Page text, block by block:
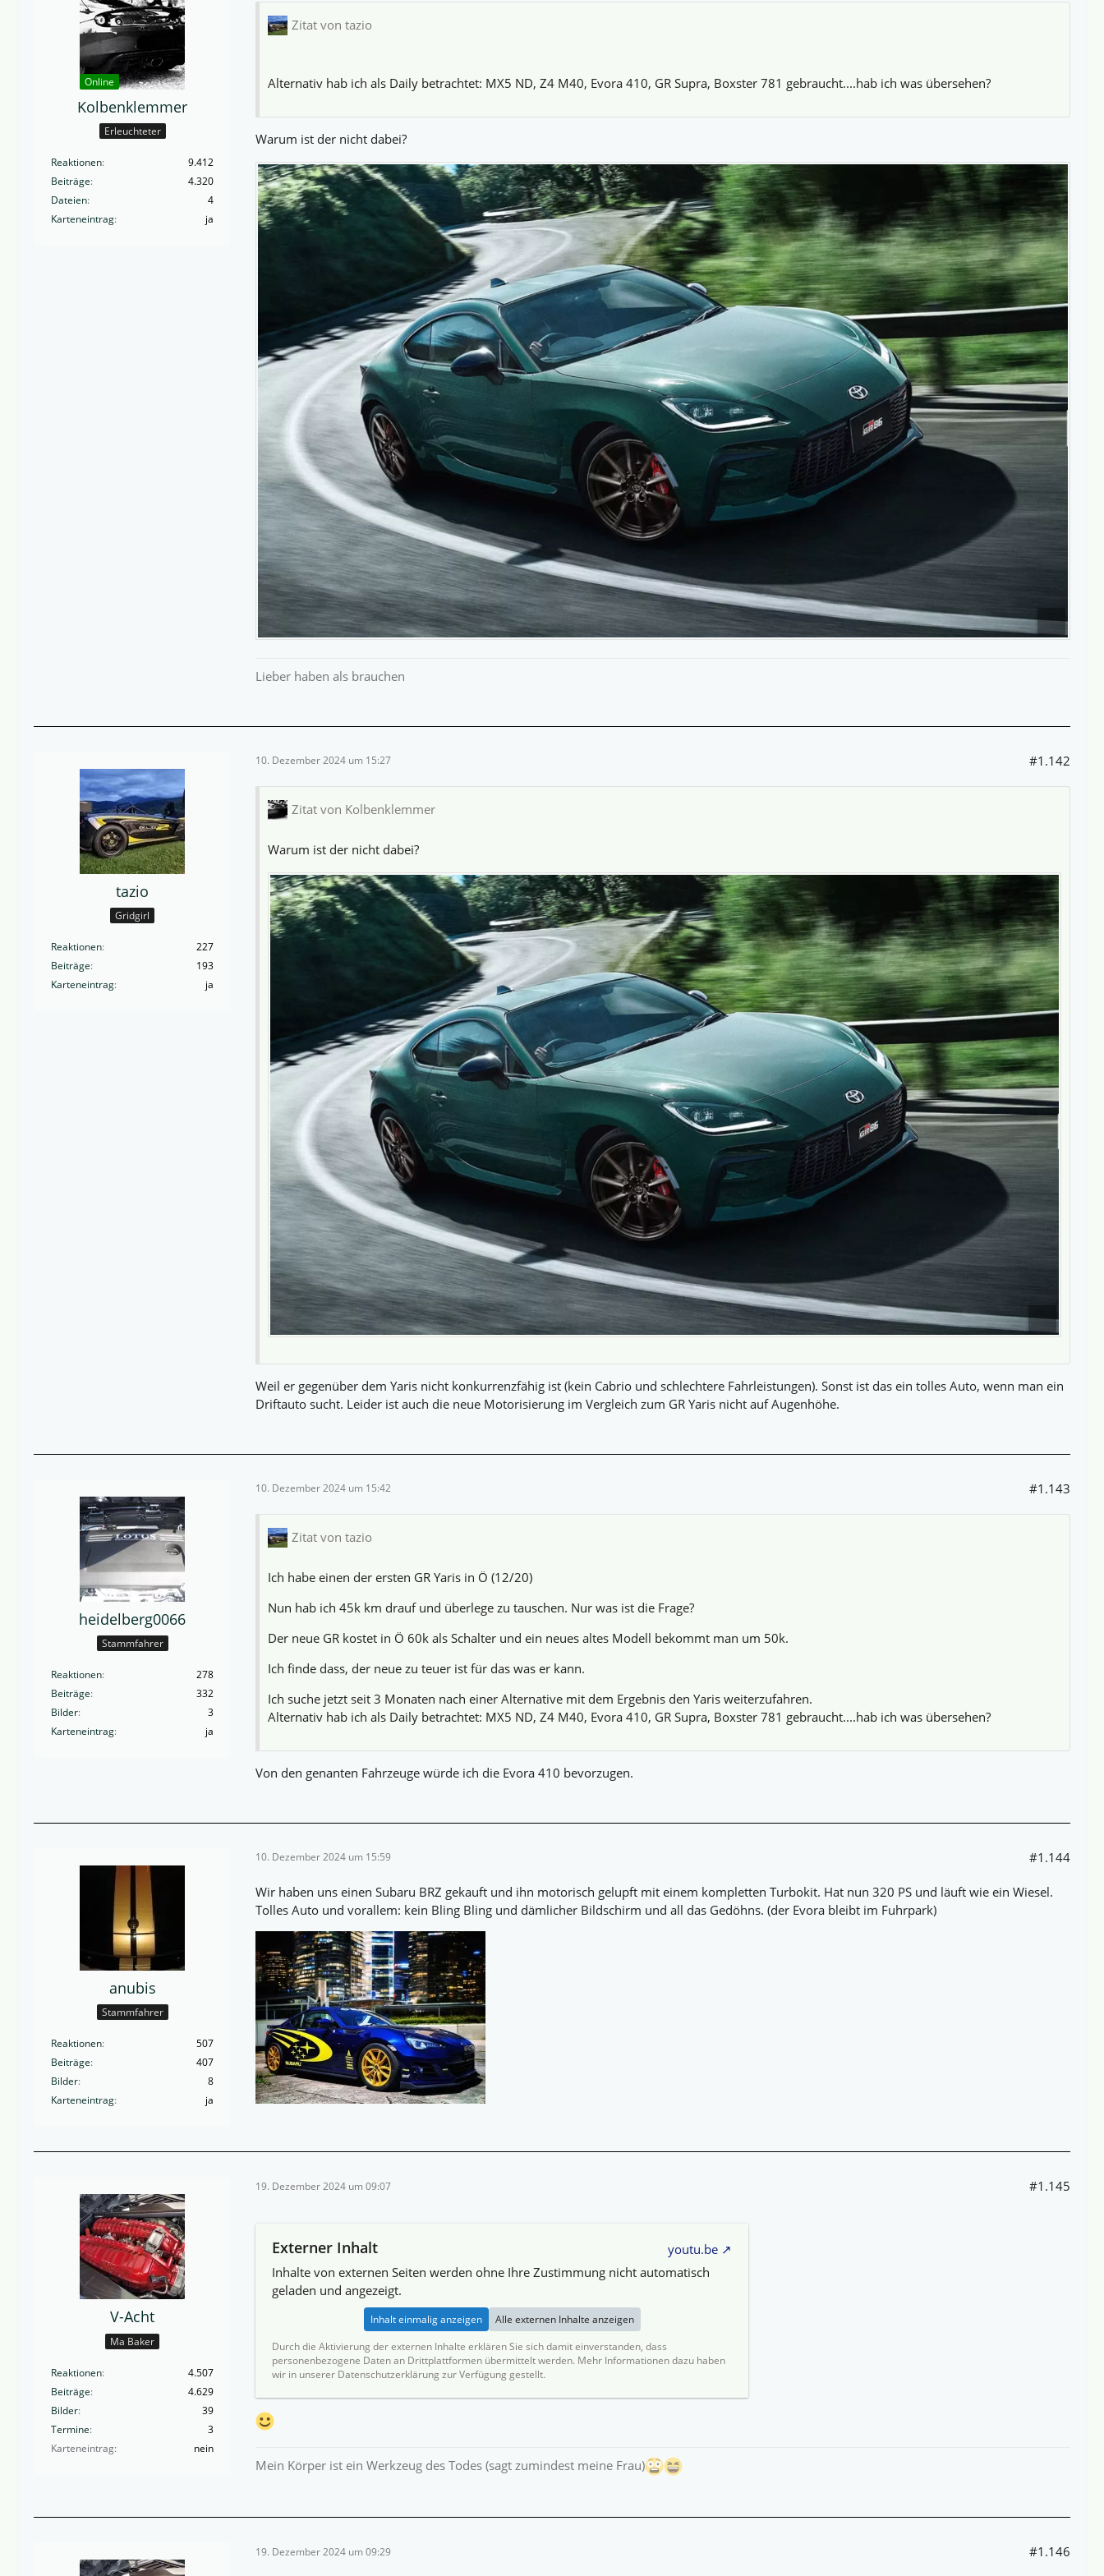
Online
Kolbenklemmer
Erleuchteter
Reaktionen
9.412
Beiträge
4.320
Dateien
4
Karteneintrag
ja
Zitat von tazio
Alternativ hab ich als Daily betrachtet: MX5 ND, Z4 M40, Evora 410, GR Supra, Boxster 781 gebraucht....hab ich was übersehen?
Warum ist der nicht dabei?
Lieber haben als brauchen
tazio
Gridgirl
Reaktionen
227
Beiträge
193
Karteneintrag
ja
10. Dezember 2024 um 15:27 #1.142
Zitat von Kolbenklemmer
Warum ist der nicht dabei?
Weil er gegenüber dem Yaris nicht konkurrenzfähig ist (kein Cabrio und schlechtere Fahrleistungen). Sonst ist das ein tolles Auto, wenn man ein
Driftauto sucht. Leider ist auch die neue Motorisierung im Vergleich zum GR Yaris nicht auf Augenhöhe.
heidelberg0066
Stammfahrer
Reaktionen
278
Beiträge
332
Bilder
3
Karteneintrag
ja
10. Dezember 2024 um 15:42 #1.143
Zitat von tazio
Ich habe einen der ersten GR Yaris in Ö (12/20)
Nun hab ich 45k km drauf und überlege zu tauschen. Nur was ist die Frage?
Der neue GR kostet in Ö 60k als Schalter und ein neues altes Modell bekommt man um 50k.
Ich finde dass, der neue zu teuer ist für das was er kann.
Ich suche jetzt seit 3 Monaten nach einer Alternative mit dem Ergebnis den Yaris weiterzufahren.
Alternativ hab ich als Daily betrachtet: MX5 ND, Z4 M40, Evora 410, GR Supra, Boxster 781 gebraucht....hab ich was übersehen?
Von den genanten Fahrzeuge würde ich die Evora 410 bevorzugen.
anubis
Stammfahrer
Reaktionen
507
Beiträge
407
Bilder
8
Karteneintrag
ja
10. Dezember 2024 um 15:59 #1.144
Wir haben uns einen Subaru BRZ gekauft und ihn motorisch gelupft mit einem kompletten Turbokit. Hat nun 320 PS und läuft wie ein Wiesel.
Tolles Auto und vorallem: kein Bling Bling und dämlicher Bildschirm und all das Gedöhns. (der Evora bleibt im Fuhrpark)
V-Acht
Ma Baker
Reaktionen
4.507
Beiträge
4.629
Bilder
39
Termine
3
Karteneintrag
nein
19. Dezember 2024 um 09:07 #1.145
Externer Inhalt
youtu.be
Inhalte von externen Seiten werden ohne Ihre Zustimmung nicht automatisch
geladen und angezeigt.
Inhalt einmalig anzeigen
Alle externen Inhalte anzeigen
Durch die Aktivierung der externen Inhalte erklären Sie sich damit einverstanden, dass
personenbezogene Daten an Drittplattformen übermittelt werden. Mehr Informationen dazu haben
wir in unserer Datenschutzerklärung zur Verfügung gestellt.
Mein Körper ist ein Werkzeug des Todes (sagt zumindest meine Frau)
19. Dezember 2024 um 09:29 #1.146